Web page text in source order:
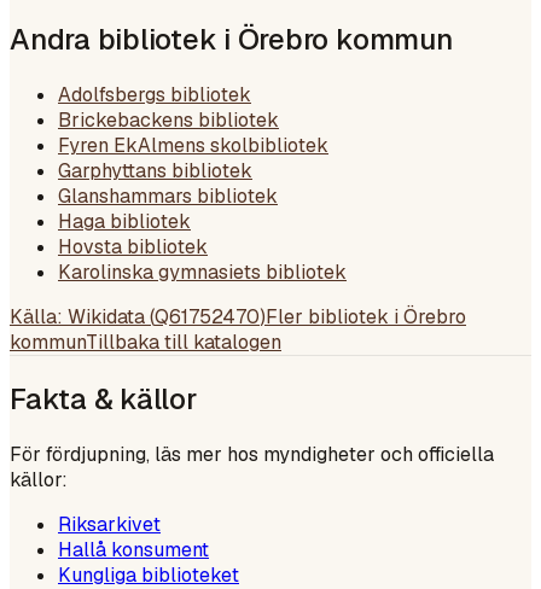
Andra bibliotek i Örebro kommun
Adolfsbergs bibliotek
Brickebackens bibliotek
Fyren EkAlmens skolbibliotek
Garphyttans bibliotek
Glanshammars bibliotek
Haga bibliotek
Hovsta bibliotek
Karolinska gymnasiets bibliotek
Källa: Wikidata (Q61752470)Fler bibliotek i Örebro
kommunTillbaka till katalogen
Fakta & källor
För fördjupning, läs mer hos myndigheter och officiella
källor:
Riksarkivet
Hallå konsument
Kungliga biblioteket